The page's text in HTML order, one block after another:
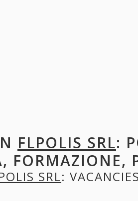
FLPOLIS SRL:
FORMAZIONE,
SRL: